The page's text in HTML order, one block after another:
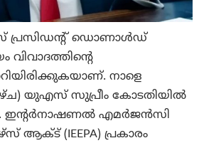
പ്രസിഡന്റ് ഡൊണാൾഡ്
വിവാദത്തിന്റെ
നാളെ
യുഎസ് സുപ്രീം കോടതിയിൽ
ഇന്റർനാഷണൽ എമർജൻസി
ആക്ട് (IEEPA) പ്രകാരം